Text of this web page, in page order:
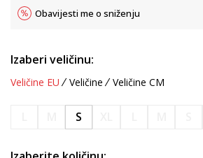
Obavijesti me o sniženju
Izaberi veličinu:
Veličine EU Veličine Veličine CM
S